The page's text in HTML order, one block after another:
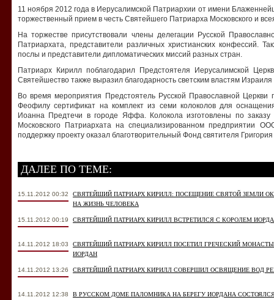
11 ноября 2012 года в Иерусалимской Патриархии от имени
торжественный прием в честь Святейшего Патриарха Московского и
На торжестве присутствовали члены делегации Русской
Патриархата, представители различных христианских конфессий.
послы и представители дипломатических миссий разных стран.
Патриарх Кирилл поблагодарил Предстоятеля Иерусалимской
Святейшество также выразил благодарность светским властям
Во время мероприятия Предстоятель Русской Православной
Феофилу сертификат на комплект из семи колоколов для
Иоанна Предтечи в городе Яффа. Колокола изготовлены по
Московского Патриархата на специализированном предприятии
поддержку проекту оказал благотворительный Фонд святителя
ДАЛЕЕ ПО ТЕМЕ:
15.11.2012 00:32
СВЯТЕЙШИЙ ПАТРИАРХ КИРИЛЛ: ПОСЕЩЕНИЕ СВЯТОЙ ЗЕМЛИ
НА ЖИЗНЬ ЧЕЛОВЕКА
15.11.2012 00:19 СВЯТЕЙШИЙ ПАТРИАРХ КИРИЛЛ ВСТРЕТИЛСЯ С КОРОЛЕМ
14.11.2012 18:03
СВЯТЕЙШИЙ ПАТРИАРХ КИРИЛЛ ПОСЕТИЛ ГРЕЧЕСКИЙ
ИОРДАН
14.11.2012 13:26 СВЯТЕЙШИЙ ПАТРИАРХ КИРИЛЛ СОВЕРШИЛ ОСВЯЩЕНИЕ ВОД
14.11.2012 12:38
В РУССКОМ ДОМЕ ПАЛОМНИКА НА БЕРЕГУ ИОРДАНА